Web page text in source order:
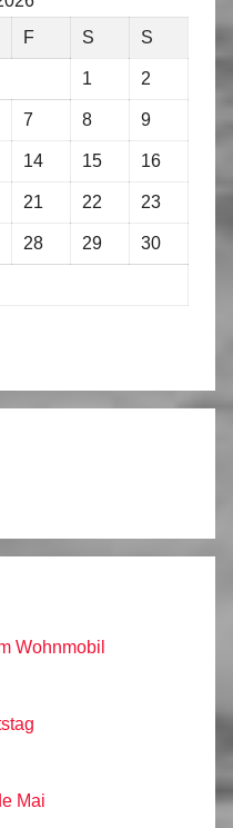
F S S
1 2
7 8 9
14 15 16
21 22 23
28 29 30
Wohnmobil
Mai